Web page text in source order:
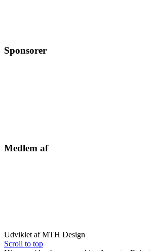
Sponsorer
Medlem af
Udviklet af MTH Design
Scroll to top